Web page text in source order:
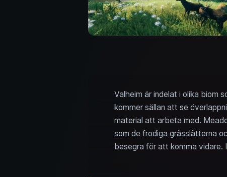
Valheim är indelat i olika biom
kommer sällan att se
material att arbeta med.
som de frodiga grässlätterna
besegra för att komma vidare.